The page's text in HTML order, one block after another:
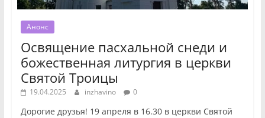
Анонс
Освящение пасхальной снеди и
божественная литургия в церкви
Святой Троицы
19.04.2025 inzhavino 0
Дорогие друзья! 19 апреля в 16.30 в церкви Святой